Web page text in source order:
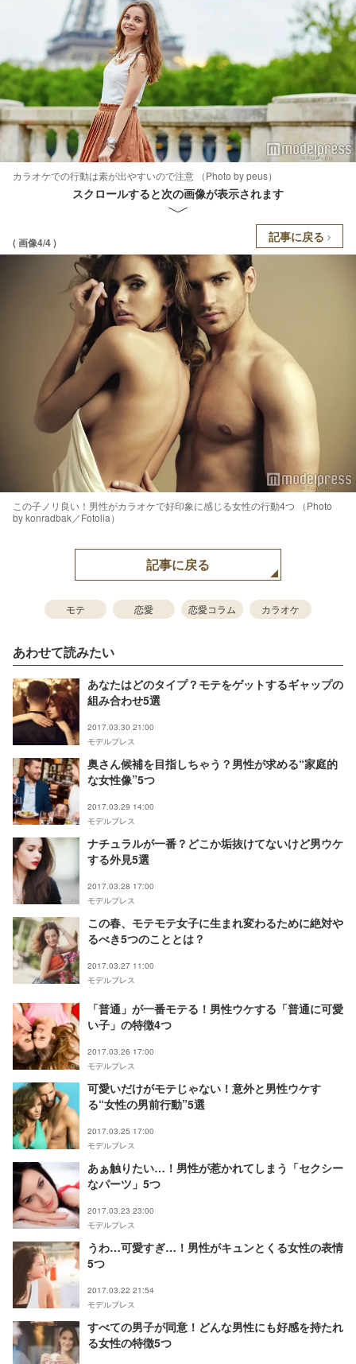
カラオケでの行動は素が出やすいので注意 （Photo by peus）
スクロールすると次の画像が表示されます
( 画像4/4 ) 記事に戻る
この子ノリ良い！男性がカラオケで好印象に感じる女性の行動4つ （Photo
by konradbak／Fotolia）
記事に戻る
モテ 恋愛 恋愛コラム カラオケ
あわせて読みたい
あなたはどのタイプ？モテをゲットするギャップの
組み合わせ5選
2017.03.30 21:00
モデルプレス
奥さん候補を目指しちゃう？男性が求める“家庭的
な女性像”5つ
2017.03.29 14:00
モデルプレス
ナチュラルが一番？どこか垢抜けてないけど男ウケ
する外見5選
2017.03.28 17:00
モデルプレス
この春、モテモテ女子に生まれ変わるために絶対や
るべき5つのこととは？
2017.03.27 11:00
モデルプレス
「普通」が一番モテる！男性ウケする「普通に可愛
い子」の特徴4つ
2017.03.26 17:00
モデルプレス
可愛いだけがモテじゃない！意外と男性ウケす
る“女性の男前行動”5選
2017.03.25 17:00
モデルプレス
あぁ触りたい…！男性が惹かれてしまう「セクシー
なパーツ」5つ
2017.03.23 23:00
モデルプレス
うわ…可愛すぎ…！男性がキュンとくる女性の表情
5つ
2017.03.22 21:54
モデルプレス
すべての男子が同意！どんな男性にも好感を持たれ
る女性の特徴5つ